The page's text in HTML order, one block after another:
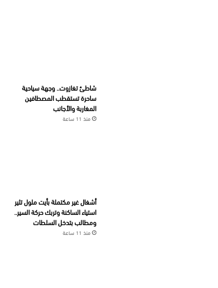
شاطئ تغازوت.. وجهة سياحية
ساحرة تستقطب المصطافين
المغاربة والأجانب
منذ 11 ساعة
أشغال غير مكتملة بأيت ملول تثير
استياء الساكنة وتربك حركة السير..
ومطالب بتدخل السلطات
منذ 11 ساعة